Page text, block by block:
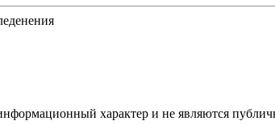
характер и не являются